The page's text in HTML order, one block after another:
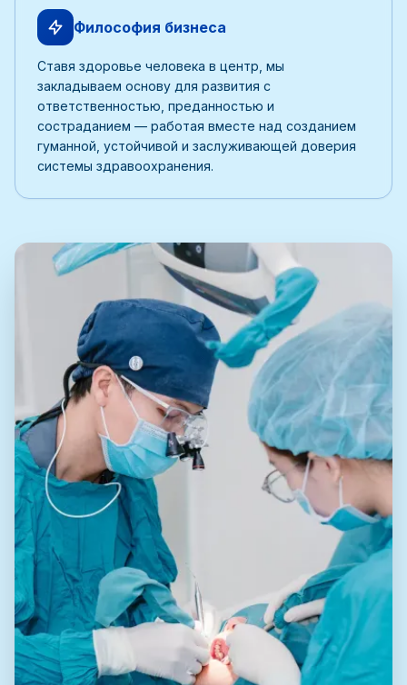
Философия бизнеса
Ставя здоровье человека в центр, мы
закладываем основу для развития с
ответственностью, преданностью и
состраданием — работая вместе над созданием
гуманной, устойчивой и заслуживающей доверия
системы здравоохранения.